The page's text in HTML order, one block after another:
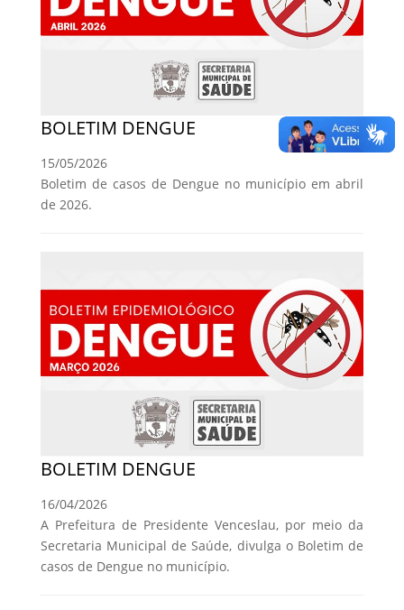
BOLETIM DENGUE
15/05/2026
Boletim de casos de Dengue no município em abril
de 2026.
BOLETIM DENGUE
16/04/2026
A Prefeitura de Presidente Venceslau, por meio da
Secretaria Municipal de Saúde, divulga o Boletim de
casos de Dengue no município.